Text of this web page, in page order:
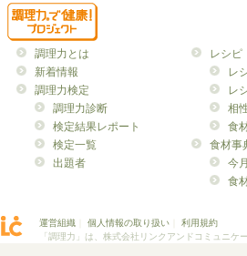
調理力とは
新着情報
調理力検定
調理力診断
検定結果レポート
検定一覧
出題者
レシピ
レ
レ
相
食
食材事
今
食
運営組織 個人情報の取り扱い
利用規約
「調理力」は、株式会社リンクアンドコミュニケ